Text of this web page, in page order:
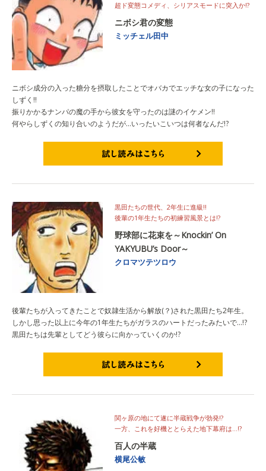
超ド変態コメディ、シリアスモードに突入か!?
ニボシ君の変態
ミッチェル田中
ニボシ成分の入った糖分を摂取したことでオバカでエッチな女の子になった
しずく!!
振りかかるナンパの魔の手から彼女を守ったのは謎のイケメン!!
何やらしずくの知り合いのようだが…いったいこいつは何者なんだ!?
黒田たちの世代、2年生に進級!!
後輩の1年生たちの初練習風景とは!?
野球部に花束を～Knockin’ On
YAKYUBU’s Door～
クロマツテツロウ
後輩たちが入ってきたことで奴隷生活から解放(？)された黒田たち2年生。
しかし思った以上に今年の1年生たちがガラスのハートだったみたいで…!?
黒田たちは先輩としてどう彼らに向かっていくのか!?
関ヶ原の地にて遂に半蔵戦争が勃発!?
一方、これを好機ととらえた地下幕府は…!?
百人の半蔵
横尾公敏